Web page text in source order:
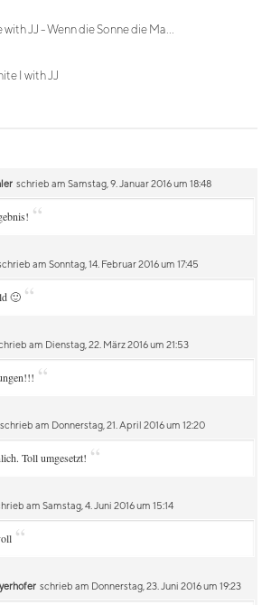
JJ - Wenn die Sonne die Ma...
I with JJ
schrieb am Samstag, 9. Januar 2016 um 18:48
“
am Sonntag, 14. Februar 2016 um 17:45
🙂 “
am Dienstag, 22. März 2016 um 21:53
“
schrieb am Donnerstag, 21. April 2016 um 12:20
Toll umgesetzt! “
am Samstag, 4. Juni 2016 um 15:14
“
schrieb am Donnerstag, 23. Juni 2016 um 19:23